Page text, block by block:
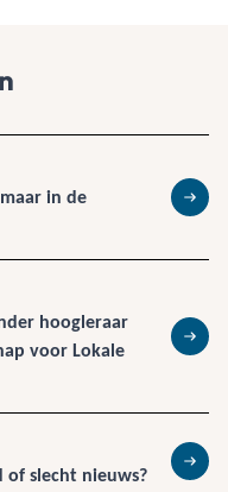
in de
Lees
hoogleraar
voor Lokale
Lees
of slecht nieuws? Lees